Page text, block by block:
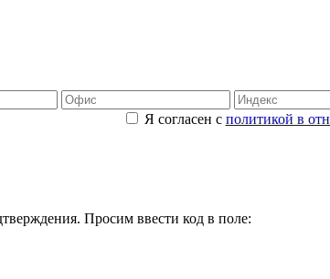
Я согласен с политикой в
Просим ввести код в поле: